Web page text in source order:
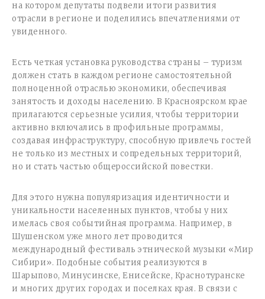
на котором депутаты подвели итоги развития
отрасли в регионе и поделились впечатлениями от
увиденного.
Есть четкая установка руководства страны – туризм
должен стать в каждом регионе самостоятельной
полноценной отраслью экономики, обеспечивая
занятость и доходы населению. В Красноярском крае
прилагаются серьезные усилия, чтобы территории
активно включались в профильные программы,
создавая инфраструктуру, способную привлечь гостей
не только из местных и сопредельных территорий,
но и стать частью общероссийской повестки.
Для этого нужна популяризация идентичности и
уникальности населенных пунктов, чтобы у них
имелась своя событийная программа. Например, в
Шушенском уже много лет проводится
международный фестиваль этнической музыки «Мир
Сибири». Подобные события реализуются в
Шарыпово, Минусинске, Енисейске, Краснотуранске
и многих других городах и поселках края. В связи с